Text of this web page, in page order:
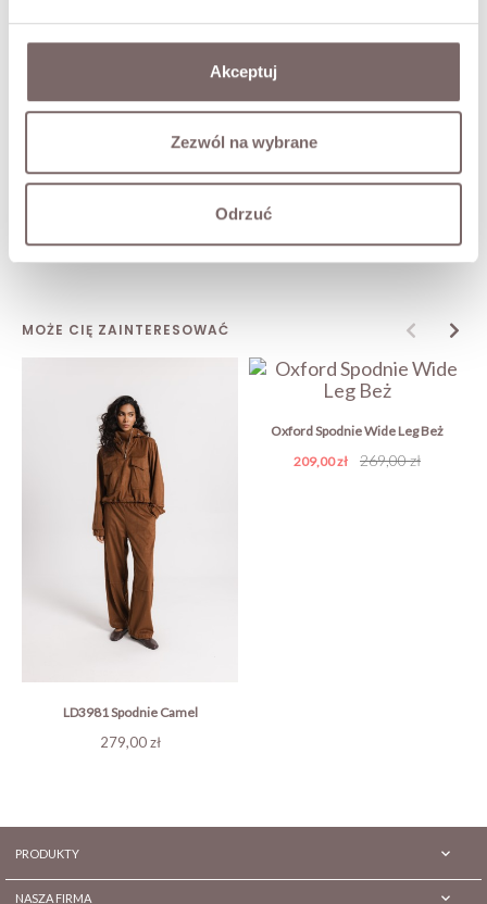
Akceptuj
Zezwól na wybrane
Odrzuć
MOŻE CIĘ ZAINTERESOWAĆ
LD3981 Spodnie Camel
Cena
279,00 zł
Oxford Spodnie Wide Leg Beż
Cena
209,00 zł
Cena
269,00 zł
PRODUKTY 
NASZA FIRMA 